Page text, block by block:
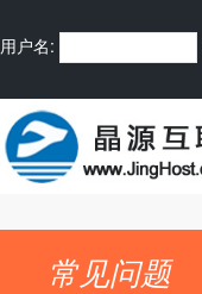
用户名:
常见问题